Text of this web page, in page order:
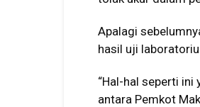
Apalagi
hasil uji
“Hal-hal seperti
antara Pemkot